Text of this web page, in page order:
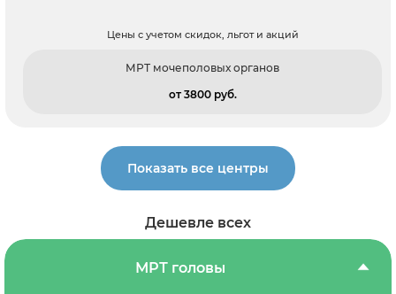
Цены с учетом скидок, льгот и акций
МРТ мочеполовых органов
от 3800 pуб.
Показать все центры
Дешевле всех
МРТ головы